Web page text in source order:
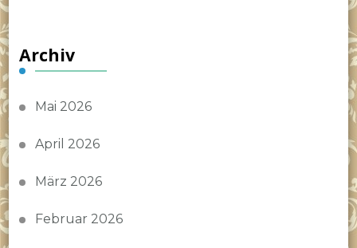
Archiv
Mai 2026
April 2026
März 2026
Februar 2026